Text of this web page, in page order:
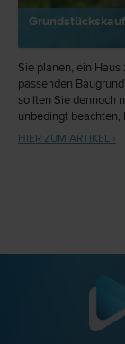
Sie planen, ein
passenden
sollten Sie dennoch
unbedingt beachten,
Insbesondere das
HIER ZUM ARTIKEL ›